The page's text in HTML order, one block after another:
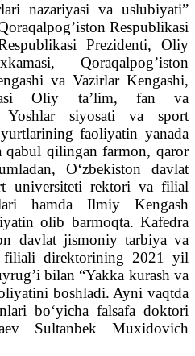
nazariyasi va uslubiyati”
Respublikasi
Prezidenti, Oliy
Qoraqalpog’iston
va Vazirlar Kengashi,
Oliy ta’lim, fan va
Yoshlar siyosati va sport
faoliyatin yanada
qabul qilingan farmon, qaror
O‘zbekiston davlat
universiteti rektori va filial
hamda Ilmiy Kengash
olib barmoqta. Kafedra
davlat jismoniy tarbiya va
filiali direktorining 2021 yil
bilan “Yakka kurash va
boshladi. Ayni vaqtda
bo‘yicha falsafa doktori
Sultanbek Muxidovich